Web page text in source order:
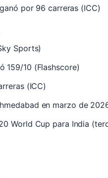
por 96 carreras (ICC)
Sports)
159/10 (Flashscore)
(ICC)
en marzo de
World Cup para India